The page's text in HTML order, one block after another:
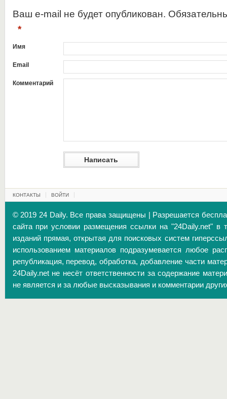
Ваш e-mail не будет опубликован.
*
Имя
Email
Комментарий
КОНТАКТЫ ВОЙТИ
© 2019 24 Daily. Все права защищены | Разрешается
сайта при условии размещения ссылки на "24Daily.net" в
изданий прямая, открытая для поисковых систем
использованием материалов подразумевается любое
републикация, перевод, обработка, добавление части
24Daily.net не несёт ответственности за содержание
не является и за любые высказывания и комментарии